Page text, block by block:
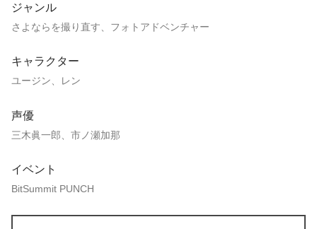
ジャンル
さよならを撮り直す、フォトアドベンチャー
キャラクター
ユージン、レン
声優
三木眞一郎、市ノ瀬加那
イベント
BitSummit PUNCH